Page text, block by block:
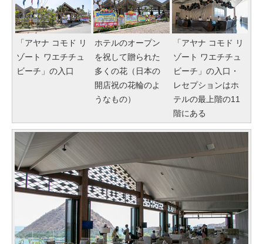
「アヤナ コモド リ
ゾート ワエチチュ
ビーチ」の入口
ホテルのオープン
を祝して贈られた
多くの花（日本の
開店祝の花輪のよ
うなもの）
「アヤナ コモド リ
ゾート ワエチチュ
ビーチ」の入口・
レセプションはホ
テルの最上階の11
階にある